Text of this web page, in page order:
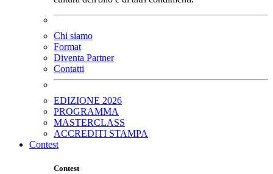
Chi siamo
Format
Diventa Partner
Contatti
EDIZIONE 2026
PROGRAMMA
MASTERCLASS
ACCREDITI STAMPA
Contest
Contest